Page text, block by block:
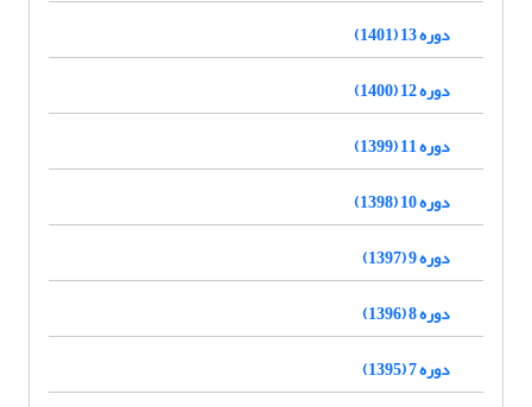
دوره 13 (1401)
دوره 12 (1400)
دوره 11 (1399)
دوره 10 (1398)
دوره 9 (1397)
دوره 8 (1396)
دوره 7 (1395)